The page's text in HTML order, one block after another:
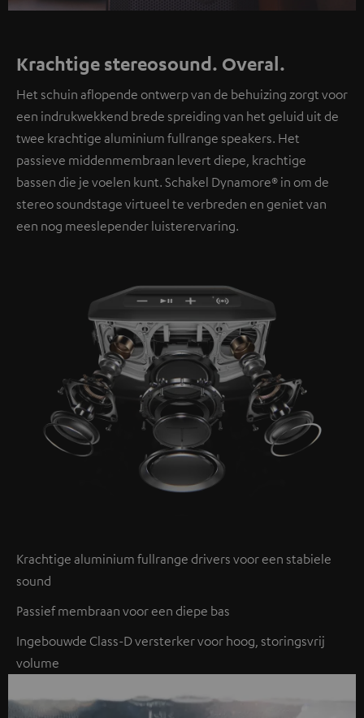
Video
Krachtige stereosound. Overal.
Het schuin aflopende ontwerp van de behuizing zorgt voor
een indrukwekkend brede spreiding van het geluid uit de
twee krachtige aluminium fullrange speakers. Het
passieve middenmembraan levert diepe, krachtige
bassen die je voelen kunt. Schakel Dynamore® in om de
stereo soundstage virtueel te verbreden en geniet van
een nog meeslepender luisterervaring.
Krachtige aluminium fullrange drivers voor een stabiele
sound
Passief membraan voor een diepe bas
Ingebouwde Class-D versterker voor hoog, storingsvrij
volume